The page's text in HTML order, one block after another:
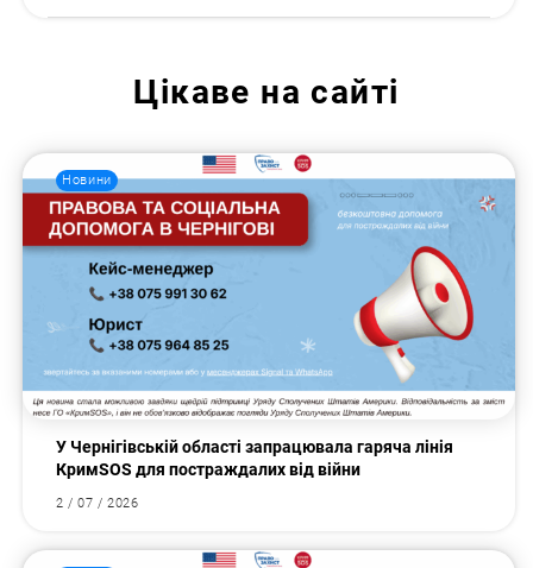
Цікаве на сайті
Новини
У Чернігівській області запрацювала гаряча лінія
КримSOS для постраждалих від війни
2 / 07 / 2026